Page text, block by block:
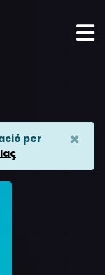
per
×